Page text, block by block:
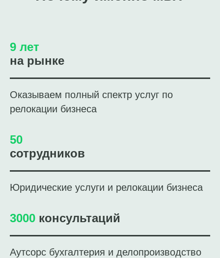
9 лет
на рынке
Оказываем полный спектр услуг по
релокации бизнеса
50
сотрудников
Юридические услуги и релокации бизнеса
3000 консультаций
Аутсорс бухгалтерия и делопроизводство